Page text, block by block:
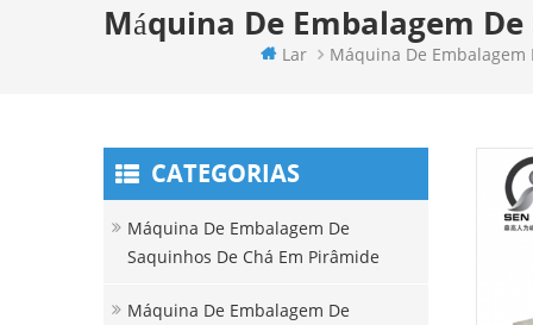
Máquina De Embalagem
Lar Máquina De Embalagem
CATEGORIAS
Máquina De Embalagem De
Saquinhos De Chá Em Pirâmide
Máquina De Embalagem De